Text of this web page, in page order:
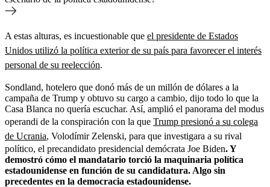
A estas alturas, es incuestionable que el presidente de Estados
Unidos utilizó la política exterior de su país para favorecer el interés
personal de su reelección.
Sondland, hotelero que donó más de un millón de dólares a la
campaña de Trump y obtuvo su cargo a cambio, dijo todo lo que la
Casa Blanca no quería escuchar. Así, amplió el panorama del modus
operandi de la conspiración con la que Trump presionó a su colega
de Ucrania, Volodímir Zelenski, para que investigara a su rival
político, el precandidato presidencial demócrata Joe Biden. Y
demostró cómo el mandatario torció la maquinaria política
estadounidense en función de su candidatura. Algo sin
precedentes en la democracia estadounidense.